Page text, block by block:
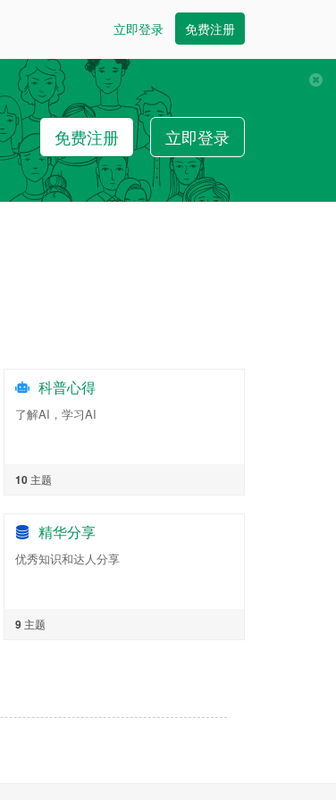
立即登录 免费注册
免费注册 立即登录
科普心得
了解AI，学习AI
10 主题
精华分享
优秀知识和达人分享
9 主题